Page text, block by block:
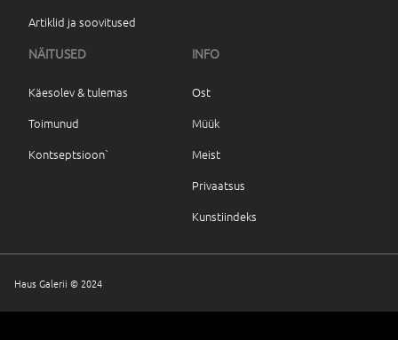
Artiklid ja soovitused
NÄITUSED
Käesolev & tulemas
Toimunud
Kontseptsioon`
INFO
Ost
Müük
Meist
Privaatsus
Kunstiindeks
Haus Galerii © 2024